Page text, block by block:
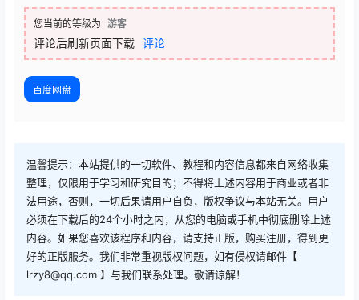
您当前的等级为 游客
评论后刷新页面下载 评论
百度网盘
温馨提示：本站提供的一切软件、教程和内容信息都来自网络收集
整理，仅限用于学习和研究目的；不得将上述内容用于商业或者非
法用途，否则，一切后果请用户自负，版权争议与本站无关。用户
必须在下载后的24个小时之内，从您的电脑或手机中彻底删除上述
内容。如果您喜欢该程序和内容，请支持正版，购买注册，得到更
好的正版服务。我们非常重视版权问题，如有侵权请邮件【
lrzy8@qq.com 】与我们联系处理。敬请谅解！